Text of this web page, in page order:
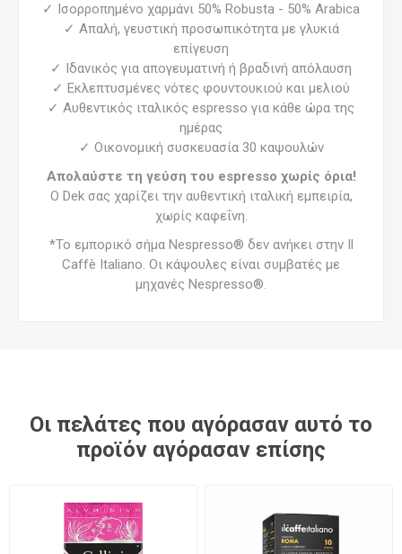
✓ Ισορροπημένο χαρμάνι 50% Robusta - 50% Arabica
✓ Απαλή, γευστική προσωπικότητα με γλυκιά
επίγευση
✓ Ιδανικός για απογευματινή ή βραδινή απόλαυση
✓ Εκλεπτυσμένες νότες φουντουκιού και μελιού
✓ Αυθεντικός ιταλικός espresso για κάθε ώρα της
ημέρας
✓ Οικονομική συσκευασία 30 καψουλών
Απολαύστε τη γεύση του espresso χωρίς όρια!
Ο Dek σας χαρίζει την αυθεντική ιταλική εμπειρία,
χωρίς καφεΐνη.
*Το εμπορικό σήμα Nespresso® δεν ανήκει στην Il
Caffè Italiano. Οι κάψουλες είναι συμβατές με
μηχανές Nespresso®.
Οι πελάτες που αγόρασαν αυτό το
προϊόν αγόρασαν επίσης